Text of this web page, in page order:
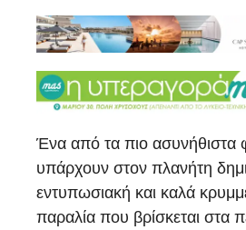
Ένα από τα πιο ασυνήθιστα
υπάρχουν στον πλανήτη
εντυπωσιακή και καλά
παραλία που βρίσκεται στα